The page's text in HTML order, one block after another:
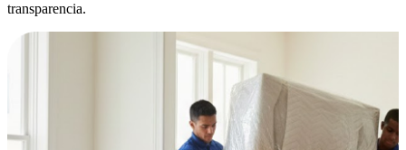
transparencia.